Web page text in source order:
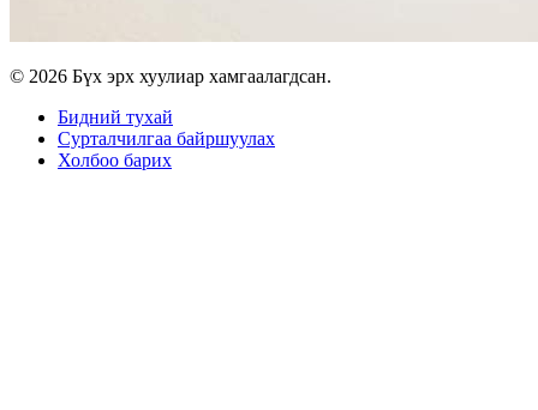
© 2026 Бүх эрх хуулиар хамгаалагдсан.
Бидний тухай
Сурталчилгаа байршуулах
Холбоо барих